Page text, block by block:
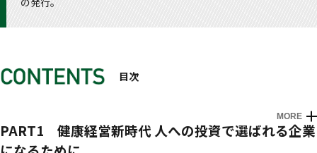
目次
MORE
はじめに
PART1 健康経営新時代 人への投資で選ばれる企業